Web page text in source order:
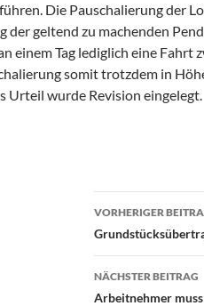
Die Pauschalierung der
der geltend zu machenden
einem Tag lediglich eine Fahrt
somit trotzdem in
Urteil wurde Revision eingelegt.
VORHERIGER
NÄCHSTER BEITRAG
Arbeitnehmer